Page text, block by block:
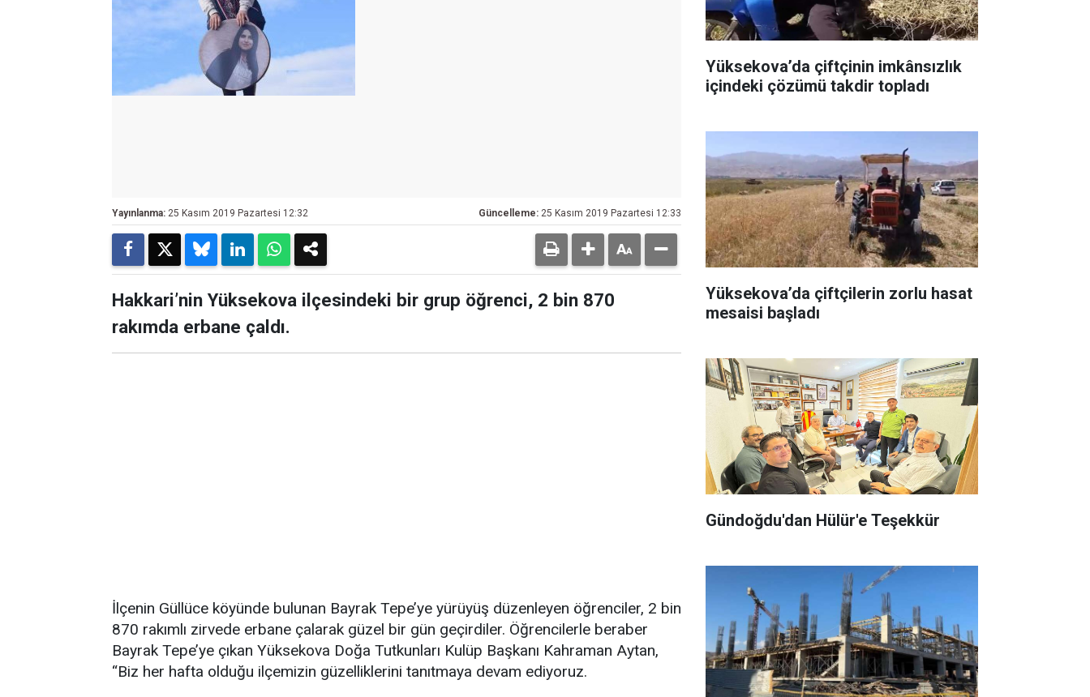
Yayınlanma: 25 Kasım 2019 Pazartesi 12:32 Güncelleme: 25 Kasım 2019 Pazartesi 12:33
Hakkari’nin Yüksekova ilçesindeki bir grup öğrenci, 2 bin 870
rakımda erbane çaldı.
İlçenin Güllüce köyünde bulunan Bayrak Tepe’ye yürüyüş düzenleyen öğrenciler, 2 bin
870 rakımlı zirvede erbane çalarak güzel bir gün geçirdiler. Öğrencilerle beraber
Bayrak Tepe’ye çıkan Yüksekova Doğa Tutkunları Kulüp Başkanı Kahraman Aytan,
“Biz her hafta olduğu ilçemizin güzelliklerini tanıtmaya devam ediyoruz.
Yüksekova’da çiftçinin imkânsızlık
içindeki çözümü takdir topladı
Yüksekova’da çiftçilerin zorlu hasat
mesaisi başladı
Gündoğdu'dan Hülür'e Teşekkür